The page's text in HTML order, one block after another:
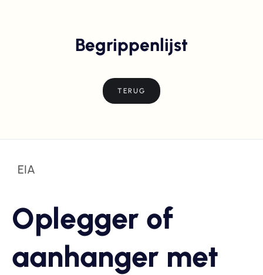
Begrippenlijst
TERUG
EIA
Oplegger of
aanhanger met